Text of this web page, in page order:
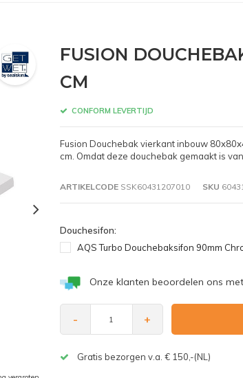
FUSION
CM
CONFORM LEVERTIJD
Fusion Douchebak vierkant inbouw
cm. Omdat deze douchebak gemaakt is
ARTIKELCODESSK60431207010 SKU
Douchesifon:
AQS Turbo Douchebaksifon 90mm
Onze klanten beoordelen ons
- +
Gratis bezorgen v.a. € 150,-(NL)